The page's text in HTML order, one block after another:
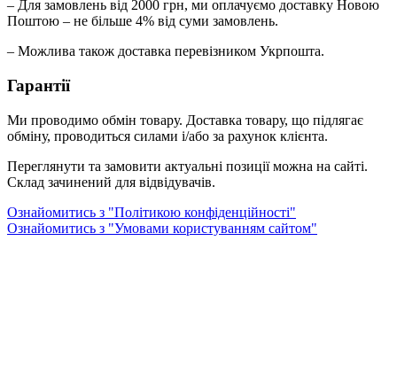
– Для замовлень від 2000 грн, ми оплачуємо доставку Новою
Поштою – не більше 4% від суми замовлень.
– Можлива також доставка перевізником Укрпошта.
Гарантії
Ми проводимо обмін товару. Доставка товару, що підлягає
обміну, проводиться силами і/або за рахунок клієнта.
Переглянути та замовити актуальні позиції можна на сайті.
Склад зачинений для відвідувачів.
Ознайомитись з "Політикою конфіденційності"
Ознайомитись з "Умовами користуванням сайтом"